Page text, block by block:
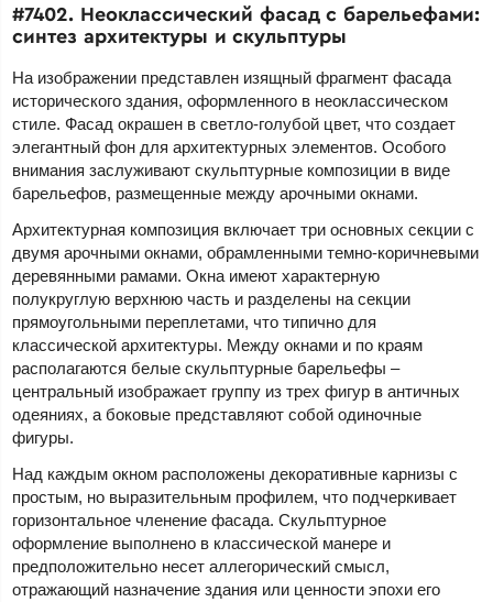
#7402. Неоклассический фасад с барельефами:
синтез архитектуры и скульптуры
На изображении представлен изящный фрагмент фасада
исторического здания, оформленного в неоклассическом
стиле. Фасад окрашен в светло-голубой цвет, что создает
элегантный фон для архитектурных элементов. Особого
внимания заслуживают скульптурные композиции в виде
барельефов, размещенные между арочными окнами.
Архитектурная композиция включает три основных секции с
двумя арочными окнами, обрамленными темно-коричневыми
деревянными рамами. Окна имеют характерную
полукруглую верхнюю часть и разделены на секции
прямоугольными переплетами, что типично для
классической архитектуры. Между окнами и по краям
располагаются белые скульптурные барельефы –
центральный изображает группу из трех фигур в античных
одеяниях, а боковые представляют собой одиночные
фигуры.
Над каждым окном расположены декоративные карнизы с
простым, но выразительным профилем, что подчеркивает
горизонтальное членение фасада. Скульптурное
оформление выполнено в классической манере и
предположительно несет аллегорический смысл,
отражающий назначение здания или ценности эпохи его